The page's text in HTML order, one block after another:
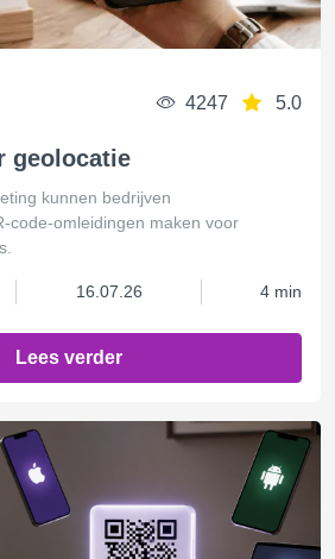
4247 5.0
geolocatie
kunnen bedrijven
code-omleidingen maken voor
16.07.26 4 min
Lees verder